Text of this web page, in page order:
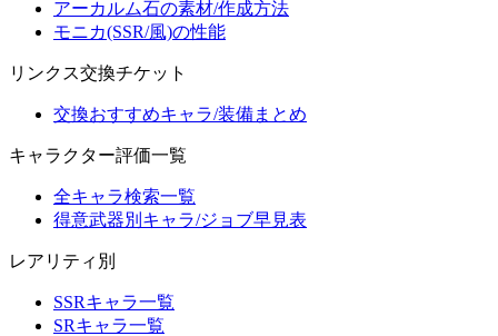
アーカルム石の素材/作成方法
モニカ(SSR/風)の性能
リンクス交換チケット
交換おすすめキャラ/装備まとめ
キャラクター評価一覧
全キャラ検索一覧
得意武器別キャラ/ジョブ早見表
レアリティ別
SSRキャラ一覧
SRキャラ一覧